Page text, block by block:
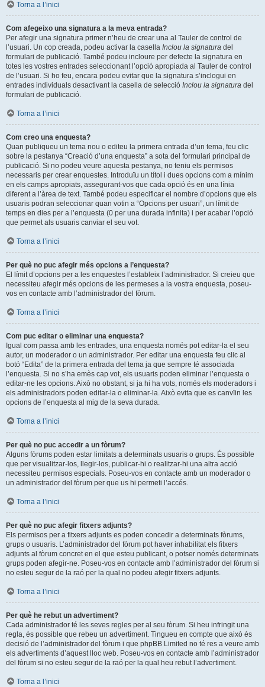
Torna a l’inici
Com afegeixo una signatura a la meva entrada?
Per afegir una signatura primer n’heu de crear una al Tauler de control de
l’usuari. Un cop creada, podeu activar la casella Inclou la signatura del
formulari de publicació. També podeu incloure per defecte la signatura en
totes les vostres entrades seleccionant l’opció apropiada al Tauler de control
de l’usuari. Si ho feu, encara podeu evitar que la signatura s’inclogui en
entrades individuals desactivant la casella de selecció Inclou la signatura del
formulari de publicació.
Torna a l’inici
Com creo una enquesta?
Quan publiqueu un tema nou o editeu la primera entrada d’un tema, feu clic
sobre la pestanya “Creació d’una enquesta” a sota del formulari principal de
publicació. Si no podeu veure aquesta pestanya, no teniu els permisos
necessaris per crear enquestes. Introduïu un títol i dues opcions com a mínim
en els camps apropiats, assegurant-vos que cada opció és en una línia
diferent a l’àrea de text. També podeu especificar el nombre d’opcions que els
usuaris podran seleccionar quan votin a “Opcions per usuari”, un límit de
temps en dies per a l’enquesta (0 per una durada infinita) i per acabar l’opció
que permet als usuaris canviar el seu vot.
Torna a l’inici
Per què no puc afegir més opcions a l’enquesta?
El límit d’opcions per a les enquestes l’estableix l’administrador. Si creieu que
necessiteu afegir més opcions de les permeses a la vostra enquesta, poseu-
vos en contacte amb l’administrador del fòrum.
Torna a l’inici
Com puc editar o eliminar una enquesta?
Igual com passa amb les entrades, una enquesta només pot editar-la el seu
autor, un moderador o un administrador. Per editar una enquesta feu clic al
botó “Edita” de la primera entrada del tema ja que sempre té associada
l’enquesta. Si no s’ha emès cap vot, els usuaris poden eliminar l’enquesta o
editar-ne les opcions. Això no obstant, si ja hi ha vots, només els moderadors i
els administradors poden editar-la o eliminar-la. Això evita que es canvïin les
opcions de l’enquesta al mig de la seva durada.
Torna a l’inici
Per què no puc accedir a un fòrum?
Alguns fòrums poden estar limitats a determinats usuaris o grups. És possible
que per visualitzar-los, llegir-los, publicar-hi o realitzar-hi una altra acció
necessiteu permisos especials. Poseu-vos en contacte amb un moderador o
un administrador del fòrum per que us hi permeti l’accés.
Torna a l’inici
Per què no puc afegir fitxers adjunts?
Els permisos per a fitxers adjunts es poden concedir a determinats fòrums,
grups o usuaris. L’administrador del fòrum pot haver inhabilitat els fitxers
adjunts al fòrum concret en el que esteu publicant, o potser només determinats
grups poden afegir-ne. Poseu-vos en contacte amb l’administrador del fòrum si
no esteu segur de la raó per la qual no podeu afegir fitxers adjunts.
Torna a l’inici
Per què he rebut un advertiment?
Cada administrador té les seves regles per al seu fòrum. Si heu infringit una
regla, és possible que rebeu un advertiment. Tingueu en compte que això és
decisió de l’administrador del fòrum i que phpBB Limited no té res a veure amb
els advertiments d’aquest lloc web. Poseu-vos en contacte amb l’administrador
del fòrum si no esteu segur de la raó per la qual heu rebut l’advertiment.
Torna a l’inici